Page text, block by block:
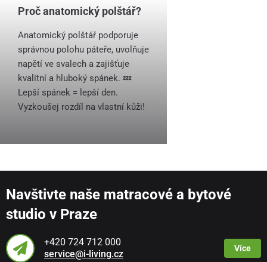
Proč anatomický polštář?
Anatomický polštář podporuje
správnou polohu páteře, uvolňuje
napětí ve svalech a zajišťuje
kvalitní a hluboký spánek. 💤
Lepší spánek = lepší den.
Vyzkoušej rozdíl na vlastní kůži!
Navštivte naše matracové a bytové
studio v Praze
+420 724 712 000
service@i-living.cz
Více